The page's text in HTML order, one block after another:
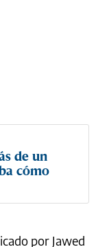
de un
cómo
por Jawed